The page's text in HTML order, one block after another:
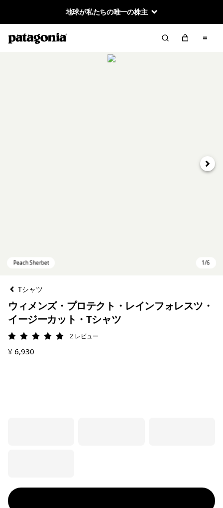
地球が私たちの唯一の株主
次へ
Tシャツ
ウィメンズ・プロテクト・レインフォレスツ・
イージーカット・Tシャツ
評価: 5 / 5 2 レビュー
¥ 6,930